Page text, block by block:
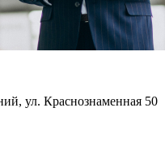
ул. Краснознаменная 50